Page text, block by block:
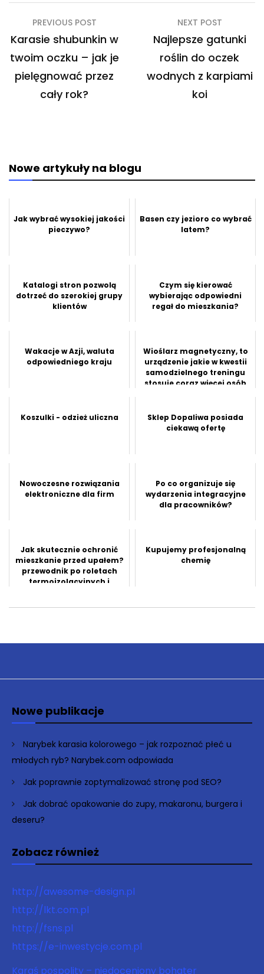
Nawigacja
wpisu
PREVIOUS POST
Karasie shubunkin w
twoim oczku – jak je
pielęgnować przez
cały rok?
NEXT POST
Najlepsze gatunki
roślin do oczek
wodnych z karpiami
koi
Nowe artykuły na blogu
Jak wybrać wysokiej jakości
pieczywo?
Basen czy jezioro co wybrać
latem?
Katalogi stron pozwolą
dotrzeć do szerokiej grupy
klientów
Czym się kierować
wybierając odpowiedni
regał do mieszkania?
Wakacje w Azji, waluta
odpowiedniego kraju
Wioślarz magnetyczny, to
urządzenie jakie w kwestii
samodzielnego treningu
stosuje coraz więcej osób
Koszulki - odzież uliczna
Sklep Dopaliwa posiada
ciekawą ofertę
Nowoczesne rozwiązania
elektroniczne dla firm
Po co organizuje się
wydarzenia integracyjne
dla pracowników?
Jak skutecznie ochronić
mieszkanie przed upałem?
przewodnik po roletach
termoizolacyjnych i
Kupujemy profesjonalną
chemię
Nowe publikacje
Narybek karasia kolorowego – jak rozpoznać płeć u
młodych ryb? Narybek.com odpowiada
Jak poprawnie zoptymalizować stronę pod SEO?
Jak dobrać opakowanie do zupy, makaronu, burgera i
deseru?
Zobacz również
http://awesome-design.pl
http://lkt.com.pl
http://fsns.pl
https://e-inwestycje.com.pl
Karaś pospolity – niedoceniony bohater